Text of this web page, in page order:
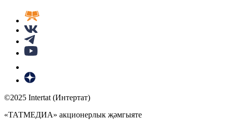
©2025 Intertat (Интертат)
«ТАТМЕДИА» акционерлык җәмгыяте